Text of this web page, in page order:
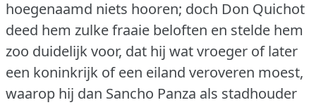
hoegenaamd niets hooren; doch Don Quichot
deed hem zulke fraaie beloften en stelde hem
zoo duidelijk voor, dat hij wat vroeger of later
een koninkrijk of een eiland veroveren moest,
waarop hij dan Sancho Panza als stadhouder